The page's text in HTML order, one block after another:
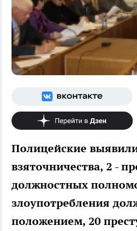
Полицейские
взяточничества, 2 -
должностных
злоупотребления
положением, 20